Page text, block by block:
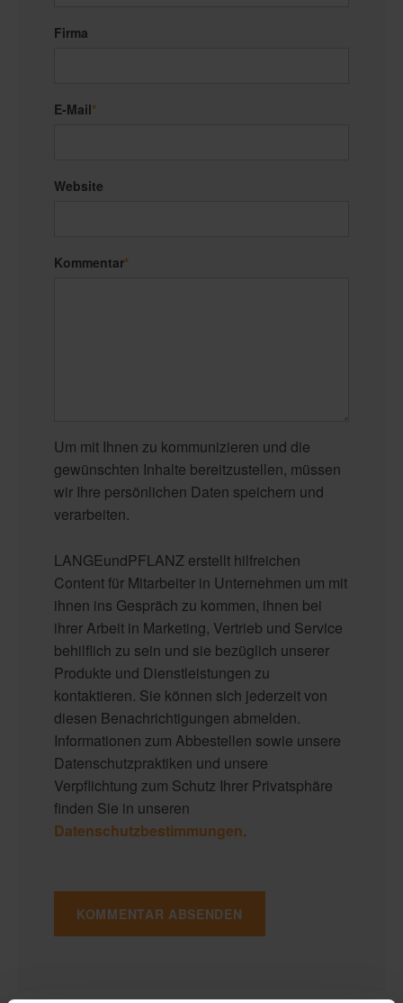
Firma
E-Mail*
Website
Kommentar*
Um mit Ihnen zu kommunizieren und die
gewünschten Inhalte bereitzustellen, müssen
wir Ihre persönlichen Daten speichern und
verarbeiten.
LANGEundPFLANZ erstellt hilfreichen
Content für Mitarbeiter in Unternehmen um mit
ihnen ins Gespräch zu kommen, ihnen bei
ihrer Arbeit in Marketing, Vertrieb und Service
behilflich zu sein und sie bezüglich unserer
Produkte und Dienstleistungen zu
kontaktieren. Sie können sich jederzeit von
diesen Benachrichtigungen abmelden.
Informationen zum Abbestellen sowie unsere
Datenschutzpraktiken und unsere
Verpflichtung zum Schutz Ihrer Privatsphäre
finden Sie in unseren
Datenschutzbestimmungen.